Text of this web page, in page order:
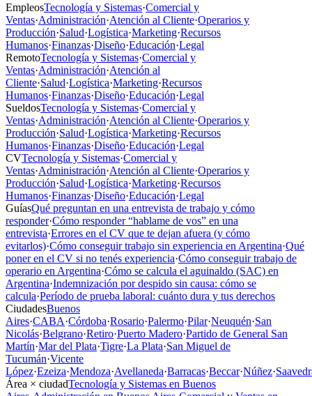
EmpleosTecnología y Sistemas·Comercial y
Ventas·Administración·Atención al Cliente·Operarios y
Producción·Salud·Logística·Marketing·Recursos
Humanos·Finanzas·Diseño·Educación·Legal
RemotoTecnología y Sistemas·Comercial y
Ventas·Administración·Atención al
Cliente·Salud·Logística·Marketing·Recursos
Humanos·Finanzas·Diseño·Educación·Legal
SueldosTecnología y Sistemas·Comercial y
Ventas·Administración·Atención al Cliente·Operarios y
Producción·Salud·Logística·Marketing·Recursos
Humanos·Finanzas·Diseño·Educación·Legal
CVTecnología y Sistemas·Comercial y
Ventas·Administración·Atención al Cliente·Operarios y
Producción·Salud·Logística·Marketing·Recursos
Humanos·Finanzas·Diseño·Educación·Legal
GuíasQué preguntan en una entrevista de trabajo y cómo
responder·Cómo responder “hablame de vos” en una
entrevista·Errores en el CV que te dejan afuera (y cómo
evitarlos)·Cómo conseguir trabajo sin experiencia en Argentina·Qué
poner en el CV si no tenés experiencia·Cómo conseguir trabajo de
operario en Argentina·Cómo se calcula el aguinaldo (SAC) en
Argentina·Indemnización por despido sin causa: cómo se
calcula·Período de prueba laboral: cuánto dura y tus derechos
CiudadesBuenos
Aires·CABA·Córdoba·Rosario·Palermo·Pilar·Neuquén·San
Nicolás·Belgrano·Retiro·Puerto Madero·Partido de General San
Martín·Mar del Plata·Tigre·La Plata·San Miguel de
Tucumán·Vicente
López·Ezeiza·Mendoza·Avellaneda·Barracas·Beccar·Núñez·
Área × ciudadTecnología y Sistemas en Buenos